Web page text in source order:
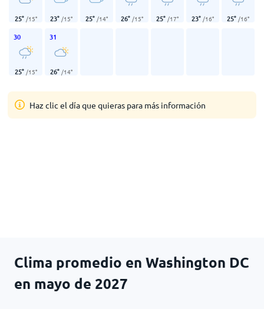
25° /15° 23° /15° 25° /14° 26° /15° 25° /17° 23° /16° 25° /16°
30
25° /15°
31
26° /14°
Haz clic el día que quieras para más información
Clima promedio en Washington DC
en mayo de 2027